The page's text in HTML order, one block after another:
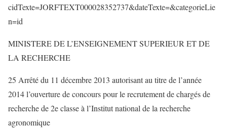
cidTexte=JORFTEXT000028352737&dateTexte=&categorieLie
n=id
MINISTERE DE L’ENSEIGNEMENT SUPERIEUR ET DE
LA RECHERCHE
25 Arrêté du 11 décembre 2013 autorisant au titre de l’année
2014 l’ouverture de concours pour le recrutement de chargés de
recherche de 2e classe à l’Institut national de la recherche
agronomique